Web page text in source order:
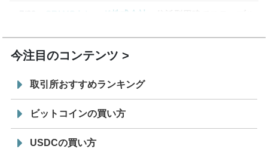
7/29
SBI VCトレード株式会社
信託型円建てステーブル
今注目のコンテンツ
取引所おすすめランキング
ビットコインの買い方
USDCの買い方